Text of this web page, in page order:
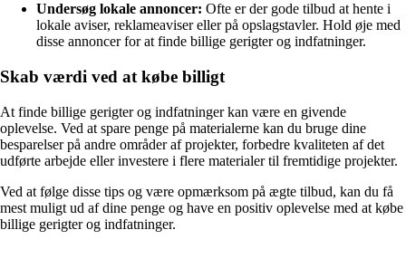
Undersøg lokale annoncer: Ofte er der gode tilbud at hente i
lokale aviser, reklameaviser eller på opslagstavler. Hold øje med
disse annoncer for at finde billige gerigter og indfatninger.
Skab værdi ved at købe billigt
At finde billige gerigter og indfatninger kan være en givende
oplevelse. Ved at spare penge på materialerne kan du bruge dine
besparelser på andre områder af projekter, forbedre kvaliteten af det
udførte arbejde eller investere i flere materialer til fremtidige projekter.
Ved at følge disse tips og være opmærksom på ægte tilbud, kan du få
mest muligt ud af dine penge og have en positiv oplevelse med at købe
billige gerigter og indfatninger.